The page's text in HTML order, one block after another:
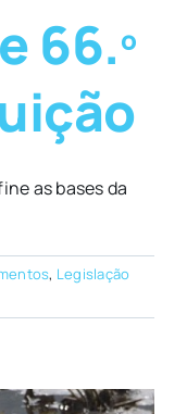
66.º
as bases da
, Legislação